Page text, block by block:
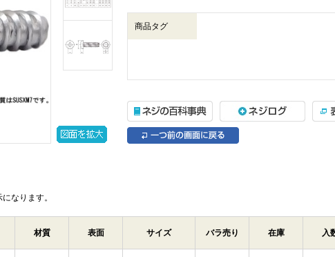
商品タグ
なります。
材質 表面 サイズ バラ売り 在庫 入